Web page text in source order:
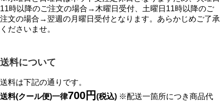
11時以降のご注文の場合→木曜日受付、土曜日11時以降のご
注文の場合→翌週の月曜日受付となります。あらかじめご了承
くださいませ。
送料について
送料は下記の通りです。
送料(クール便)一律700円 (税込) ※配送一箇所につき商品代